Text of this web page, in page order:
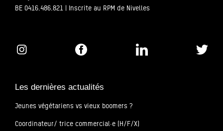
BE 0416.486.821 | Inscrite au RPM de Nivelles
Les dernières actualités
Jeunes végétariens vs vieux boomers ?
Coordinateur/ trice commercial·e (H/F/X)